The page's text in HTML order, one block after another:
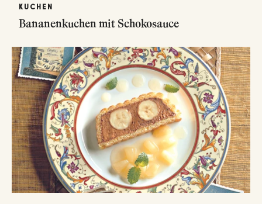
KUCHEN
Bananenkuchen mit Schokosauce